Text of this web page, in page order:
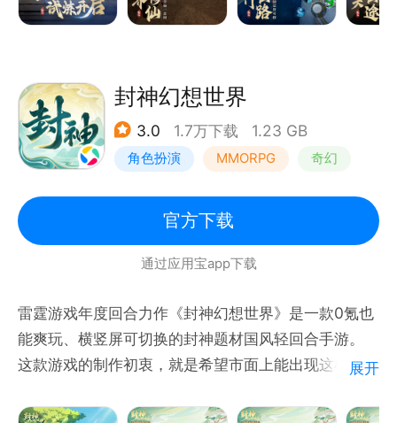
带你沉浸式体验道祖韩立修仙旅途，原著各大经典宗门
—— 道法万千 自由搭配其乐无穷 ——
创新海量功法设定，流派不同道法各异。剑、法、魔、
体四系功法各有千秋，技能组合策略多变，进阶套路由
无上大道，扬名立万，开宗立派！
——自由探索 新修仙体验——
你想见？
修仙绝不止修仙，除了打坐修炼破境界、渡劫飞升御心
魔，还能呼朋引伴勇闯试炼，游历四方寻奇遇，更能收
封神幻想世界
3.0 1.7万下载 1.23 GB
角色扮演 MMORPG 奇幻
官方下载
通过应用宝app下载
雷霆游戏年度回合力作《封神幻想世界》是一款0氪也
能爽玩、横竖屏可切换的封神题材国风轻回合手游。
这款游戏的制作初衷，就是希望市面上能出现这样一款
在策略对战的爽感里；不用花费大量金钱，最好0氪也
展开